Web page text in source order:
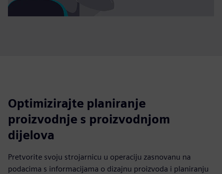
Optimizirajte planiranje
proizvodnje s proizvodnjom
dijelova
Pretvorite svoju strojarnicu u operaciju zasnovanu na
podacima s informacijama o dizajnu proizvoda i planiranju